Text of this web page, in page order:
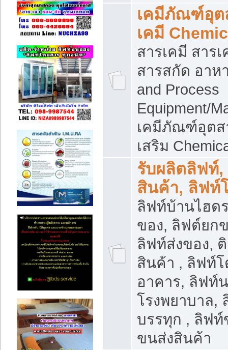
เคมีภัณฑ์อุต
เคมี
สารเคมี สาร
สารสกัด อาห
and Process
Equipment/
เคมีภัณฑ์อุตส
เสริม
รับผลิตลิฟท์
สินค้า, ลิฟท์
ลิฟท์บ้านไฮด
ของ, ลิฟต์ยก
ลิฟท์ส่งของ,
สินค้า , ลิฟท์
อาคาร, ลิฟท์
โรงพยาบาล,
บรรทุก , ลิฟ
ขนส่งสินค้า